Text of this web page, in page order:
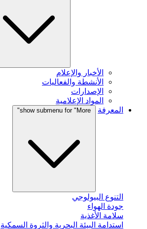
الأخبار والإعلام
الأنشطة والفعاليات
الإصدارات
المواد الإعلامية
المعرفة
show submenu for "More"
التنوع البيولوجي
جودة الهواء
سلامة الأغذية
استدامة البيئة البحرية والثروة السمكية